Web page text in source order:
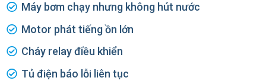
Máy bơm chạy nhưng không hút nước
Motor phát tiếng ồn lớn
Cháy relay điều khiển
Tủ điện báo lỗi liên tục